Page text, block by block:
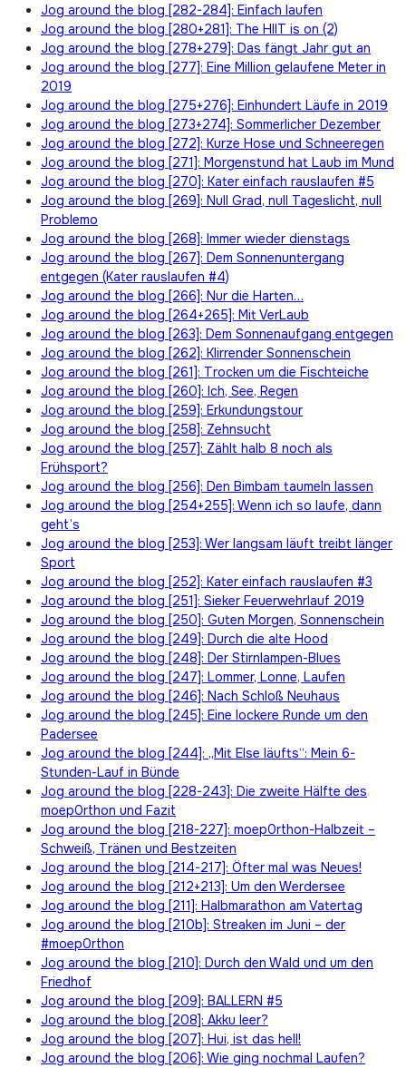
Jog around the blog [282-284]: Einfach laufen
Jog around the blog [280+281]: The HIIT is on (2)
Jog around the blog [278+279]: Das fängt Jahr gut an
Jog around the blog [277]: Eine Million gelaufene Meter in
2019
Jog around the blog [275+276]: Einhundert Läufe in 2019
Jog around the blog [273+274]: Sommerlicher Dezember
Jog around the blog [272]: Kurze Hose und Schneeregen
Jog around the blog [271]: Morgenstund hat Laub im Mund
Jog around the blog [270]: Kater einfach rauslaufen #5
Jog around the blog [269]: Null Grad, null Tageslicht, null
Problemo
Jog around the blog [268]: Immer wieder dienstags
Jog around the blog [267]: Dem Sonnenuntergang
entgegen (Kater rauslaufen #4)
Jog around the blog [266]: Nur die Harten…
Jog around the blog [264+265]: Mit VerLaub
Jog around the blog [263]: Dem Sonnenaufgang entgegen
Jog around the blog [262]: Klirrender Sonnenschein
Jog around the blog [261]: Trocken um die Fischteiche
Jog around the blog [260]: Ich, See, Regen
Jog around the blog [259]: Erkundungstour
Jog around the blog [258]: Zehnsucht
Jog around the blog [257]: Zählt halb 8 noch als
Frühsport?
Jog around the blog [256]: Den Bimbam taumeln lassen
Jog around the blog [254+255]: Wenn ich so laufe, dann
geht’s
Jog around the blog [253]: Wer langsam läuft treibt länger
Sport
Jog around the blog [252]: Kater einfach rauslaufen #3
Jog around the blog [251]: Sieker Feuerwehrlauf 2019
Jog around the blog [250]: Guten Morgen, Sonnenschein
Jog around the blog [249]: Durch die alte Hood
Jog around the blog [248]: Der Stirnlampen-Blues
Jog around the blog [247]: Lommer, Lonne, Laufen
Jog around the blog [246]: Nach Schloß Neuhaus
Jog around the blog [245]: Eine lockere Runde um den
Padersee
Jog around the blog [244]: „Mit Else läufts“: Mein 6-
Stunden-Lauf in Bünde
Jog around the blog [228-243]: Die zweite Hälfte des
moep0rthon und Fazit
Jog around the blog [218-227]: moep0rthon-Halbzeit –
Schweiß, Tränen und Bestzeiten
Jog around the blog [214-217]: Öfter mal was Neues!
Jog around the blog [212+213]: Um den Werdersee
Jog around the blog [211]: Halbmarathon am Vatertag
Jog around the blog [210b]: Streaken im Juni – der
#moep0rthon
Jog around the blog [210]: Durch den Wald und um den
Friedhof
Jog around the blog [209]: BALLERN #5
Jog around the blog [208]: Akku leer?
Jog around the blog [207]: Hui, ist das hell!
Jog around the blog [206]: Wie ging nochmal Laufen?